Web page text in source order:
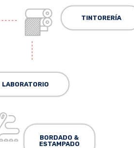
TINTORERÍA
LABORATORIO
BORDADO &
ESTAMPADO